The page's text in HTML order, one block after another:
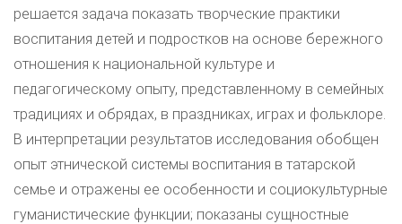
решается задача показать творческие практики
воспитания детей и подростков на основе бережного
отношения к национальной культуре и
педагогическому опыту, представленному в семейных
традициях и обрядах, в праздниках, играх и фольклоре.
В интерпретации результатов исследования обобщен
опыт этнической системы воспитания в татарской
семье и отражены ее особенности и социокультурные
гуманистические функции; показаны сущностные